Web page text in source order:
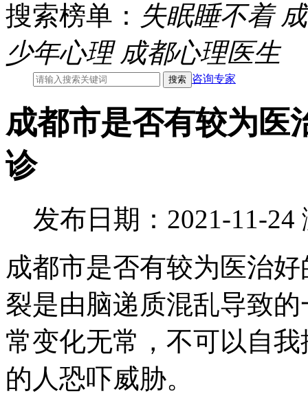
搜索榜单： 失眠睡不着
少年心理 成都心理医生
咨询专家
成都市是否有较为医
诊
发布日期：2021-11-24
成都市是否有较为医治
裂是由脑递质混乱导致
常变化无常，不可以自
的人恐吓威胁。